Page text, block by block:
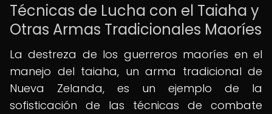
Técnicas de Lucha con el Taiaha y
Otras Armas Tradicionales Maoríes
La destreza de los guerreros maoríes en el
manejo del taiaha, un arma tradicional de
Nueva Zelanda, es un ejemplo de la
sofisticación de las técnicas de combate